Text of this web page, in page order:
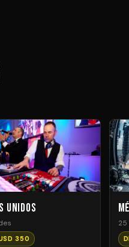
Unidos
350
25